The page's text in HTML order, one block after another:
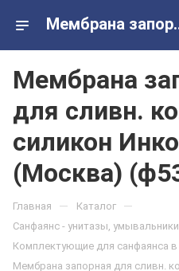
Мембрана запорная для
Мембрана
для сливн.
силикон
(Москва)
Главная — Каталог —
Санфаянс - унитазы,
Комплектующие для санфаянса в
Мембрана запорная для сливн.